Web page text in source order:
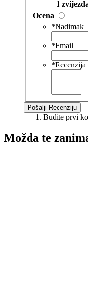
1 zvijezda
Ocena
*Nadimak
*Email
*Recenzija
Pošalji Recenziju
Budite prvi
Možda te